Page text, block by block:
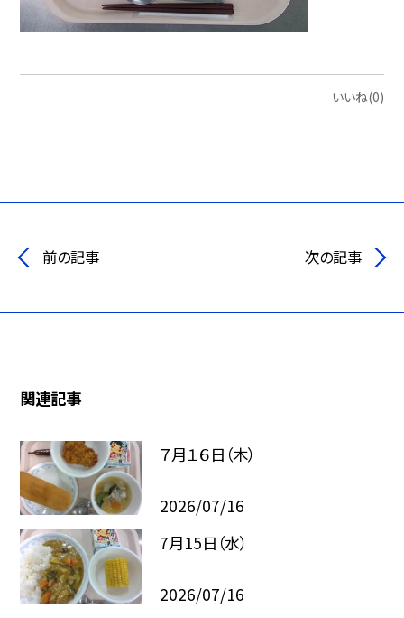
いいね(0)
前の記事 次の記事
関連記事
７月１６日（木）
2026/07/16
7月15日（水）
2026/07/16